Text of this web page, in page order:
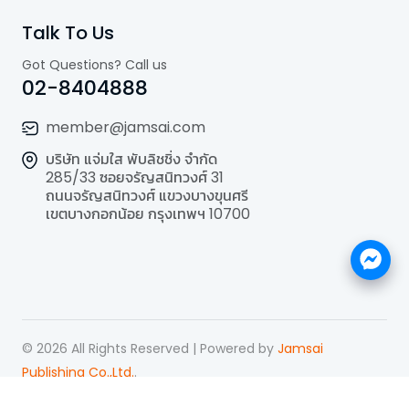
Talk To Us
Got Questions? Call us
02-8404888
member@jamsai.com
บริษัท แจ่มใส พับลิชชิ่ง จำกัด
285/33 ซอยจรัญสนิทวงศ์ 31
ถนนจรัญสนิทวงศ์ แขวงบางขุนศรี
เขตบางกอกน้อย กรุงเทพฯ 10700
© 2026 All Rights Reserved | Powered by Jamsai
Publishing Co.,Ltd..